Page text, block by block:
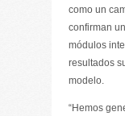
como un
confirman
módulos
resultados
modelo.
“Hemos